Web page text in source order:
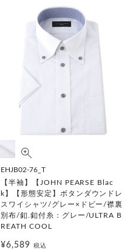
EHJB02-76_T
【半袖】【JOHN PEARSE Blac
k】【形態安定】ボタンダウンドレ
スワイシャツ/グレー×ドビー/襟裏
別布/釦.釦付糸：グレー/ULTRA B
REATH COOL
¥6,589 税込